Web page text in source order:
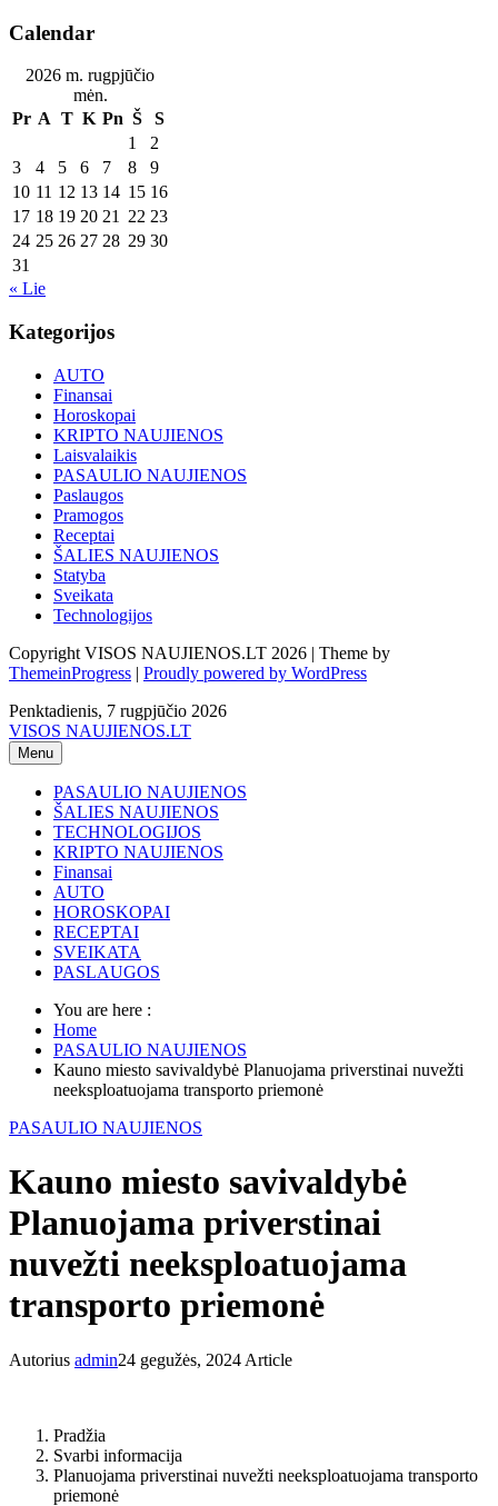
Calendar
2026 m. rugpjūčio
mėn.
Pr A T K Pn Š
S
1
2
3
4 5 6 7 8
9
10 11 12 13 14 15 16
17 18 19 20 21 22 23
24 25 26 27 28 29 30
31
« Lie
Kategorijos
AUTO
Finansai
Horoskopai
KRIPTO NAUJIENOS
Laisvalaikis
PASAULIO NAUJIENOS
Paslaugos
Pramogos
Receptai
ŠALIES NAUJIENOS
Statyba
Sveikata
Technologijos
Copyright VISOS NAUJIENOS.LT 2026 | Theme by
ThemeinProgress | Proudly powered by WordPress
Penktadienis, 7 rugpjūčio 2026
VISOS NAUJIENOS.LT
Menu
PASAULIO NAUJIENOS
ŠALIES NAUJIENOS
TECHNOLOGIJOS
KRIPTO NAUJIENOS
Finansai
AUTO
HOROSKOPAI
RECEPTAI
SVEIKATA
PASLAUGOS
You are here :
Home
PASAULIO NAUJIENOS
Kauno miesto savivaldybė Planuojama priverstinai nuvežti
neeksploatuojama transporto priemonė
PASAULIO NAUJIENOS
Kauno miesto savivaldybė
Planuojama priverstinai
nuvežti neeksploatuojama
transporto priemonė
Autorius admin24 gegužės, 2024 Article
Pradžia
Svarbi informacija
Planuojama priverstinai nuvežti neeksploatuojama transporto
priemonė